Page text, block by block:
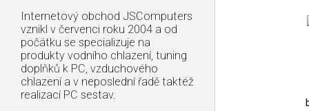
Internetový obchod JSComputers
vznikl v červenci roku 2004 a od
počátku se specializuje na
produkty vodního chlazení, tuning
doplňků k PC, vzduchového
chlazení a v neposlední řadě taktéž
realizací PC sestav.